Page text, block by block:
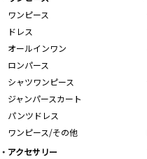
ワンピース
ドレス
オールインワン
ロンパース
シャツワンピース
ジャンパースカート
パンツドレス
ワンピース/その他
アクセサリー